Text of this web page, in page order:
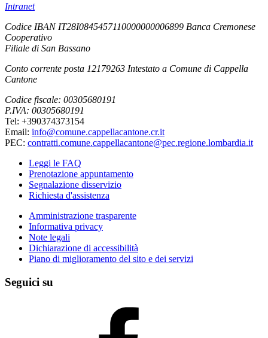
Intranet
Codice IBAN IT28I0845457110000000006899 Banca Cremonese
Cooperativo
Filiale di San Bassano
Conto corrente posta 12179263 Intestato a Comune di Cappella
Cantone
Codice fiscale: 00305680191
P.IVA: 00305680191
Tel: +390374373154
Email: info@comune.cappellacantone.cr.it
PEC: contratti.comune.cappellacantone@pec.regione.lombardia.it
Leggi le FAQ
Prenotazione appuntamento
Segnalazione disservizio
Richiesta d'assistenza
Amministrazione trasparente
Informativa privacy
Note legali
Dichiarazione di accessibilità
Piano di miglioramento del sito e dei servizi
Seguici su